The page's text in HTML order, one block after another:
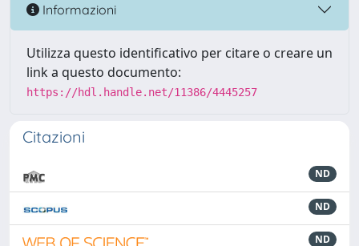
Informazioni
Utilizza questo identificativo per citare o creare un
link a questo documento:
https://hdl.handle.net/11386/4445257
Citazioni
ND
ND
ND